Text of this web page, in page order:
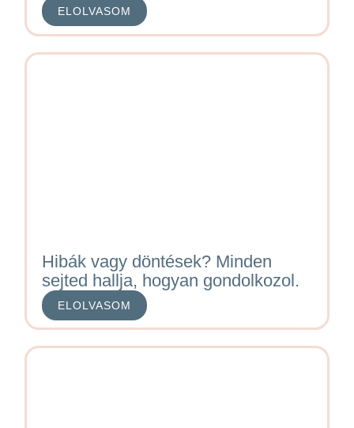
ELOLVASOM
Hibák vagy döntések? Minden
sejted hallja, hogyan gondolkozol.
ELOLVASOM